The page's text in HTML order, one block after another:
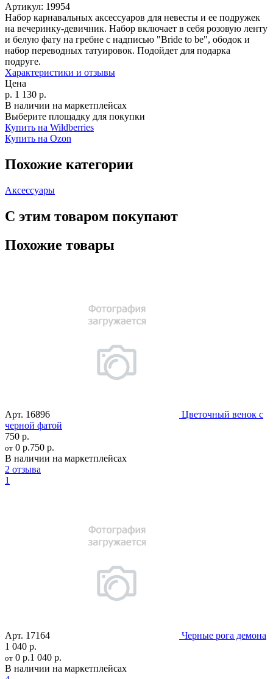
Артикул: 19954
Набор карнавальных аксессуаров для невесты и ее подружек
на вечеринку-девичник. Набор включает в себя розовую ленту
и белую фату на гребне с надписью "Bride to be", ободок и
набор переводных татуировок. Подойдет для подарка
подруге.
Характеристики и отзывы
Цена
р. 1 130 р.
В наличии на маркетплейсах
Выберите площадку для покупки
Купить на Wildberries
Купить на Ozon
Похожие категории
Аксессуары
С этим товаром покупают
Похожие товары
Арт. 16896
Цветочный венок с
черной фатой
750 р.
от 0 р.750 р.
В наличии на маркетплейсах
2 отзыва
1
Арт. 17164
Черные рога демона
1 040 р.
от 0 р.1 040 р.
В наличии на маркетплейсах